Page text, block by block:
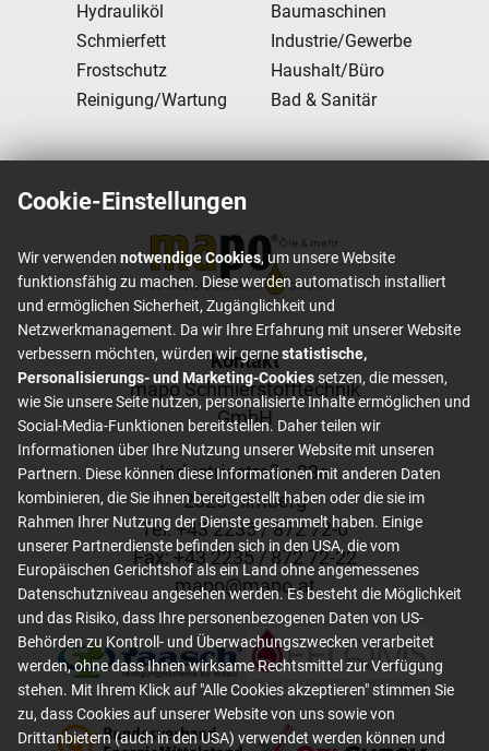
Hydrauliköl
Schmierfett
Frostschutz
Reinigung/Wartung
Baumaschinen
Industrie/Gewerbe
Haushalt/Büro
Bad & Sanitär
Footer content
Kontakt
mapo Schmierstofftechnik
GmbH
Industriestraße 23a
2325 Himberg
Tel: +43 2235 / 872 72-0
Fax: +43 2235 / 872 72-22
mapo@mapo.at
Cookie-Einstellungen
Wir verwenden notwendige Cookies, um unsere Website
funktionsfähig zu machen. Diese werden automatisch installiert
und ermöglichen Sicherheit, Zugänglichkeit und
Netzwerkmanagement. Da wir Ihre Erfahrung mit unserer Website
verbessern möchten, würden wir gernestatistische,
Personalisierungs- und Marketing-Cookiessetzen, die messen,
wie Sie unsere Seite nutzen, personalisierte Inhalte ermöglichen und
Social-Media-Funktionen bereitstellen. Daher teilen wir
Informationen über Ihre Nutzung unserer Website mit unseren
Partnern. Diese können diese Informationen mit anderen Daten
kombinieren, die Sie ihnen bereitgestellt haben oder die sie im
Rahmen Ihrer Nutzung der Dienste gesammelt haben. Einige
unserer Partnerdienste befinden sich in den USA, die vom
Europäischen Gerichtshof als ein Land ohne angemessenes
Datenschutzniveau angesehen werden. Es besteht die Möglichkeit
und das Risiko, dass Ihre personenbezogenen Daten von US-
Behörden zu Kontroll- und Überwachungszwecken verarbeitet
werden, ohne dass Ihnen wirksame Rechtsmittel zur Verfügung
stehen. Mit Ihrem Klick auf "Alle Cookies akzeptieren" stimmen Sie
zu, dass Cookies auf unserer Website von uns sowie von
Drittanbietern (auch in den USA) verwendet werden können und